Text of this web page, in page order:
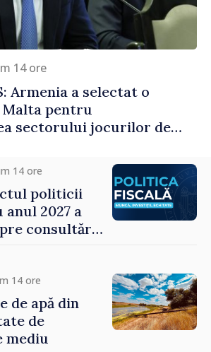
14 ore
Armenia a selectat o
Malta pentru
sectorului jocurilor de
14 ore
politicii
2027 a
consultări
14 ore
de apă din
de
mediu